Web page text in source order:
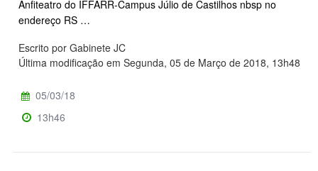
Anfiteatro do IFFARR-Campus Júlio de Castilhos nbsp no
endereço RS …
Escrito por Gabinete JC
Última modificação em Segunda, 05 de Março de 2018, 13h48
05/03/18
13h46